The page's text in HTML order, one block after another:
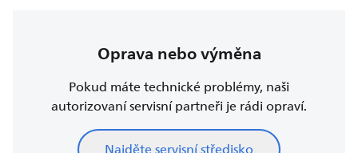
Oprava nebo výměna
Pokud máte technické problémy, naši
autorizovaní servisní partneři je rádi opraví.